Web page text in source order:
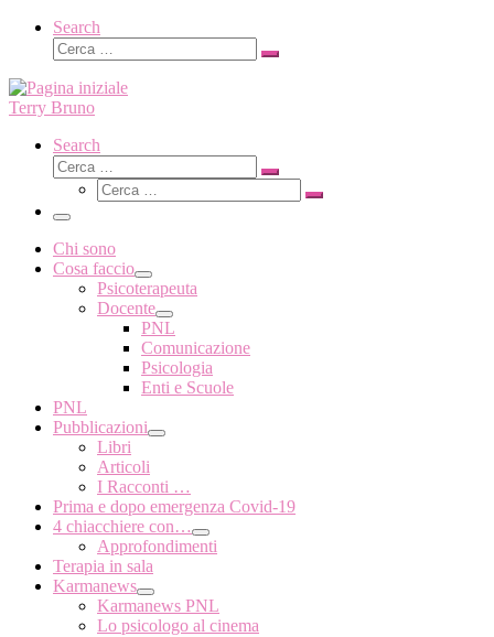
Search
Cerca
Cerca
Terry Bruno
Search
Cerca
Cerca
Cerca
Cerca
Menu
Chi sono
Cosa faccio
Psicoterapeuta
Docente
PNL
Comunicazione
Psicologia
Enti e Scuole
PNL
Pubblicazioni
Libri
Articoli
I Racconti …
Prima e dopo emergenza Covid-19
4 chiacchiere con…
Approfondimenti
Terapia in sala
Karmanews
Karmanews PNL
Lo psicologo al cinema